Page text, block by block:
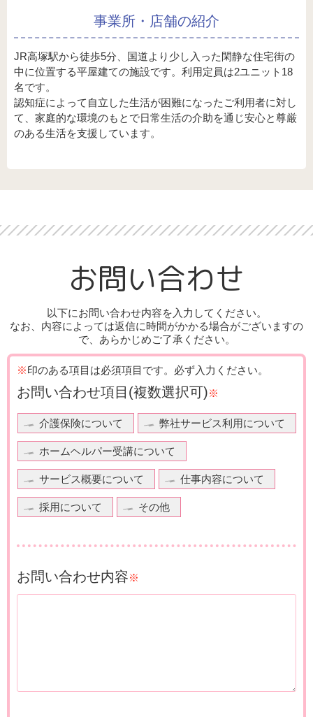
事業所・店舗の紹介
JR高塚駅から徒歩5分、国道より少し入った閑静な住宅街の
中に位置する平屋建ての施設です。利用定員は2ユニット18
名です。
認知症によって自立した生活が困難になったご利用者に対し
て、家庭的な環境のもとで日常生活の介助を通じ安心と尊厳
のある生活を支援しています。
お問い合わせ
以下にお問い合わせ内容を入力してください。
なお、内容によっては返信に時間がかかる場合がございますの
で、あらかじめご了承ください。
※印のある項目は必須項目です。 必ず入力ください。
お問い合わせ項目 (複数選択可)※
介護保険について 弊社サービス利用について
ホームヘルパー受講について
サービス概要について 仕事内容について
採用について その他
お問い合わせ内容※